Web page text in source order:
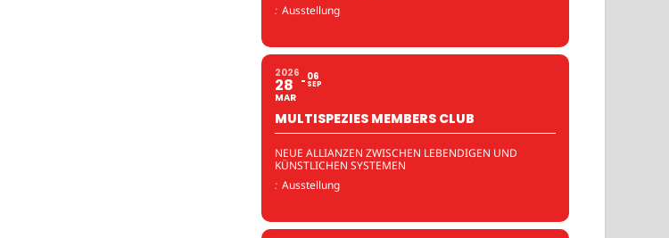
: Ausstellung
2026
28
MAR
06
SEP
MULTISPEZIES MEMBERS CLUB
NEUE ALLIANZEN ZWISCHEN LEBENDIGEN UND
KÜNSTLICHEN SYSTEMEN
: Ausstellung